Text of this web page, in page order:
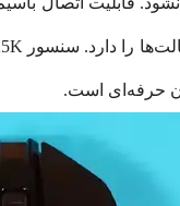
حرفه‌ای است.